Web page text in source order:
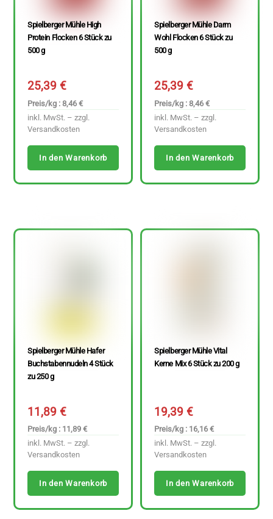
Spielberger Mühle High
Protein Flocken 6 Stück zu
500 g
25,39€
Preis/kg : 8,46 €
inkl. MwSt. – zzgl.
Versandkosten
In den Warenkorb
Spielberger Mühle Darm
Wohl Flocken 6 Stück zu
500 g
25,39€
Preis/kg : 8,46 €
inkl. MwSt. – zzgl.
Versandkosten
In den Warenkorb
Spielberger Mühle Hafer
Buchstabennudeln 4 Stück
zu 250 g
11,89€
Preis/kg : 11,89 €
inkl. MwSt. – zzgl.
Versandkosten
In den Warenkorb
Spielberger Mühle Vital
Kerne Mix 6 Stück zu 200 g
19,39€
Preis/kg : 16,16 €
inkl. MwSt. – zzgl.
Versandkosten
In den Warenkorb